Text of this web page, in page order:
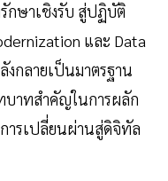
กษาเชิงรับ สู่ปฏิบัติ
และ Data
งกลายเป็นมาตรฐาน
บาทสำคัญในการผลัก
ารเปลี่ยนผ่านสู่ดิจิทัล